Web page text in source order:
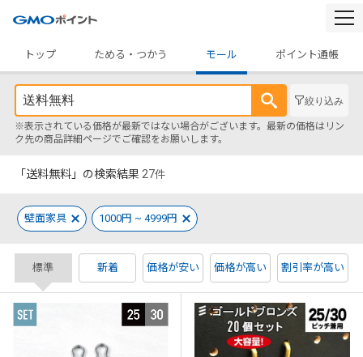
トップ
ためる・つかう モール ポイント通帳
絞り込み
※表示されている価格が最新ではない場合がございます。最新の価格はリン
ク先の商品詳細ページでご確認をお願いします。
「送料無料」の検索結果 27件
壁面家具 1000円 ~ 4999円
標準 新着 価格が安い 価格が高い 割引率が高い